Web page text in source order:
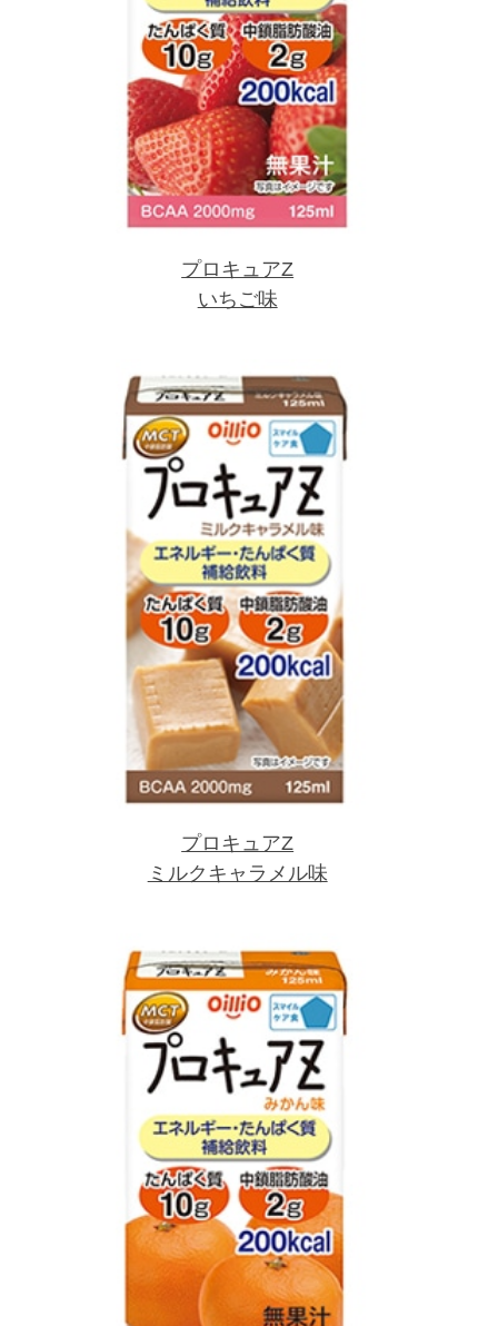
プロキュアZ
いちご味
プロキュアZ
ミルクキャラメル味